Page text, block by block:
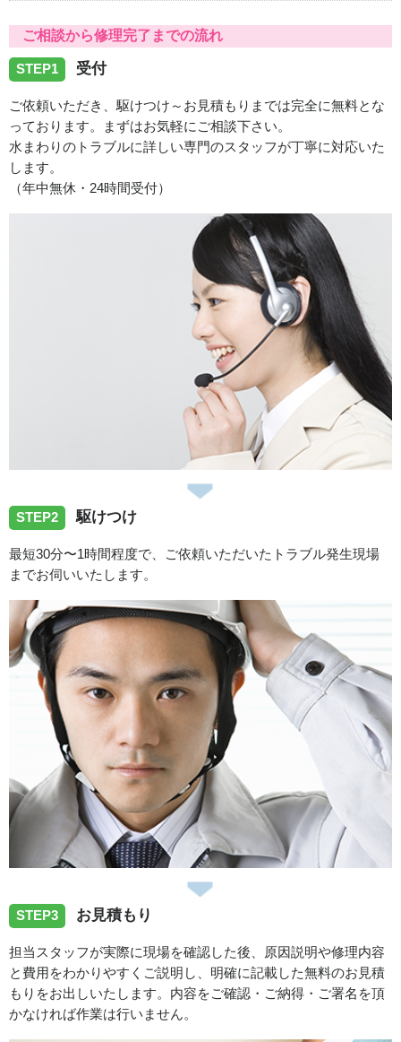
2026/06/28
高知県土佐山田町にトイレつまりで伺いました。
2026/06/27
高知県香美市土佐山田町にて蛇口水漏れで伺いました。
高知県高知市横浜南町にて台所排水水漏れで伺いました。
高知県高知市前里にて台所蛇口水漏れで伺いました。
2026/06/27
高知県高知市若草南町にてトイレ水漏れで伺いました。
2026/06/26
高知県高知市福井町へ洗濯蛇口修理で伺いました。
2026/06/26
高知県高知市神田へ浴室蛇口の修理で伺いました。
2026/06/26
高知県安芸郡北川村へ台所蛇口修理で伺いました。
スタッフの修理報告や事例の一覧はこちら
ご相談から修理完了までの流れ
STEP1 受付
ご依頼いただき、駆けつけ～お見積もりまでは完全に無料とな
っております。まずはお気軽にご相談下さい。
水まわりのトラブルに詳しい専門のスタッフが丁寧に対応いた
します。
（年中無休・24時間受付）
STEP2 駆けつけ
最短30分〜1時間程度で、ご依頼いただいたトラブル発生現場
までお伺いいたします。
STEP3 お見積もり
担当スタッフが実際に現場を確認した後、原因説明や修理内容
と費用をわかりやすくご説明し、明確に記載した無料のお見積
もりをお出しいたします。内容をご確認・ご納得・ご署名を頂
かなければ作業は行いません。